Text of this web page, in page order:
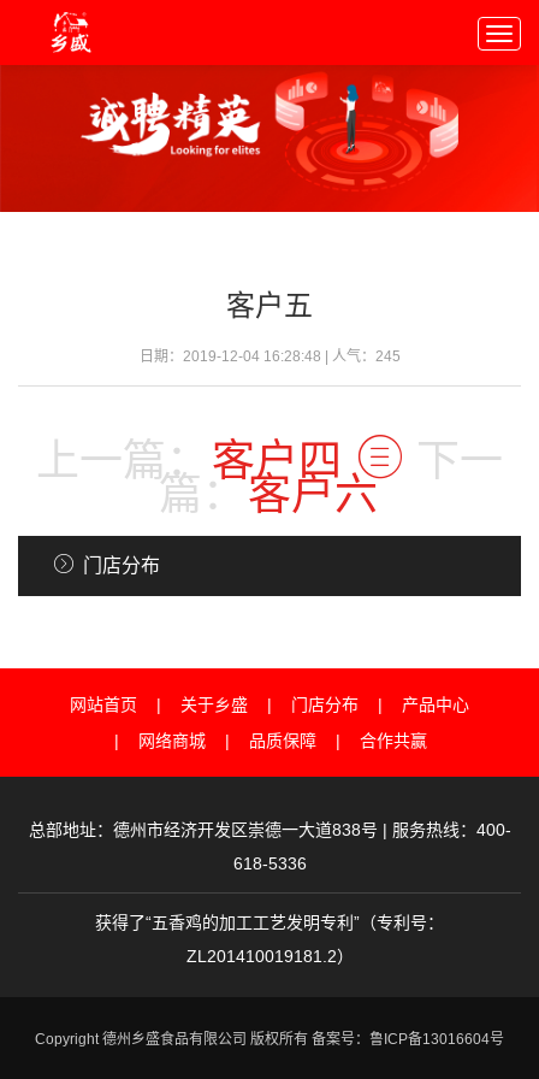
客户五
日期：2019-12-04 16:28:48 | 人气： 245
上一篇： 客户四 下一
篇：客户六
门店分布
网站首页 关于乡盛 门店分布
产品中心
网络商城
品质保障 合作共赢
总部地址：德州市经济开发区崇德一大道838号 | 服务热线：400-
618-5336
获得了“五香鸡的加工工艺发明专利”（专利号：
ZL201410019181.2）
Copyright 德州乡盛食品有限公司 版权所有 备案号：鲁ICP备13016604号